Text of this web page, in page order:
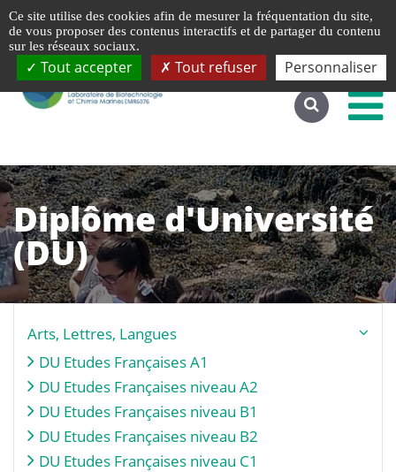
Accéder au site complet
Diplôme d'Université
(DU)
Arts, Lettres, Langues
DU Etudes Françaises A1
DU Etudes Françaises niveau A2
DU Etudes Françaises niveau B1
DU Etudes Françaises niveau B2
DU Etudes Françaises niveau C1
Ce site utilise des cookies afin de mesurer la fréquentation du site,
de vous proposer des contenus interactifs et de partager du contenu
sur les réseaux sociaux.
Tout accepter Tout refuser Personnaliser